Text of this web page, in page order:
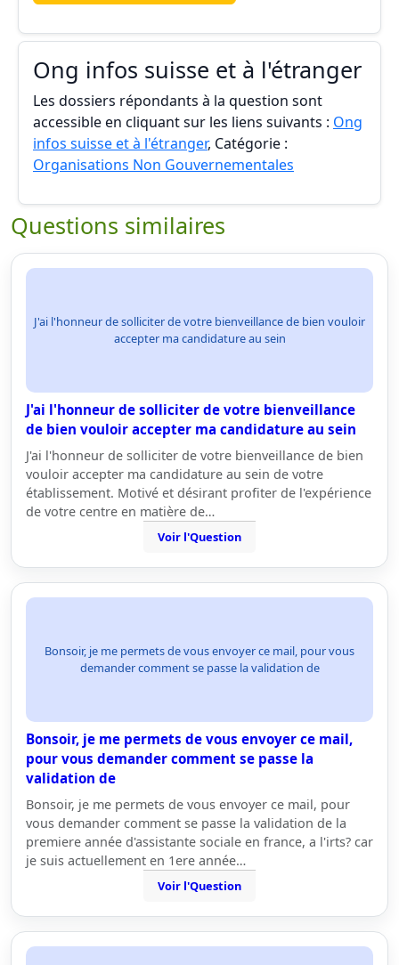
Ong infos suisse et à l'étranger
Les dossiers répondants à la question sont
accessible en cliquant sur les liens suivants : Ong
infos suisse et à l'étranger, Catégorie :
Organisations Non Gouvernementales
Questions similaires
J'ai l'honneur de solliciter de votre bienveillance de bien vouloir
accepter ma candidature au sein
J'ai l'honneur de solliciter de votre bienveillance
de bien vouloir accepter ma candidature au sein
J'ai l'honneur de solliciter de votre bienveillance de bien
vouloir accepter ma candidature au sein de votre
établissement. Motivé et désirant profiter de l'expérience
de votre centre en matière de…
Voir l'Question
Bonsoir, je me permets de vous envoyer ce mail, pour vous
demander comment se passe la validation de
Bonsoir, je me permets de vous envoyer ce mail,
pour vous demander comment se passe la
validation de
Bonsoir, je me permets de vous envoyer ce mail, pour
vous demander comment se passe la validation de la
premiere année d'assistante sociale en france, a l'irts? car
je suis actuellement en 1ere année…
Voir l'Question